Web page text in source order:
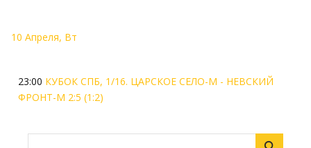
10 Апреля, Вт
23:00 КУБОК СПБ, 1/16. ЦАРСКОЕ СЕЛО-М - НЕВСКИЙ
ФРОНТ-М 2:5 (1:2)